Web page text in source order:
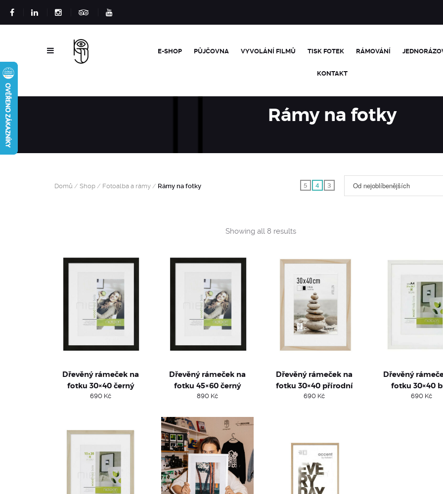
E-SHOP PŮJČOVNA VYVOLÁNÍ FILMŮ TISK FOTEK RÁMOVÁNÍ
KONTAKT
Rámy na fotky
Domů / Shop / Fotoalba a rámy / Rámy na fotky 5 4 3 Od nejoblíbenějších
Showing all 8 resultsSorted
Dřevěný rámeček na
fotku 30×40 černý
690 Kč
Dřevěný rámeček na
fotku 45×60 černý
890 Kč
Dřevěný rámeček na
fotku 30×40 přírodní
690 Kč
Dřevěný
fotku 30×40
690 Kč